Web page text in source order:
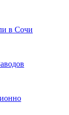
в Сочи